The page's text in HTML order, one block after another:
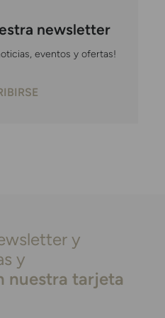
newsletter
eventos y ofertas!
y
y
nuestra tarjeta